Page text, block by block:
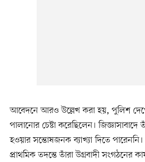
আবেদনে আরও উল্লেখ করা হয়, পুলিশ
পালানোর চেষ্টা করেছিলেন। জিজ্ঞাসাবাদে
হওয়ার সন্তোষজনক ব্যাখ্যা দিতে
প্রাথমিক তদন্তে তাঁরা উগ্রবাদী সংগঠনের